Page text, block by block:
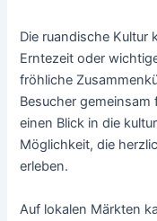
Die ruandische Kultur
Erntezeit oder
fröhliche
Besucher
einen Blick in die
Möglichkeit, die
erleben.
Auf lokalen Märkten